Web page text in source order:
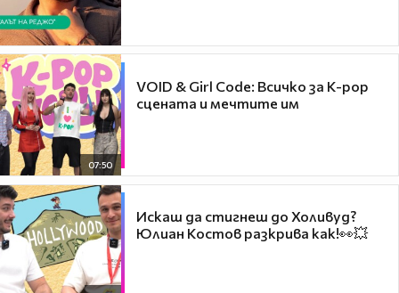
07:50
VOID & Girl Code: Всичко за K-pop
сцената и мечтите им
Искаш да стигнеш до Холивуд?
Юлиан Костов разкрива как!👀💥